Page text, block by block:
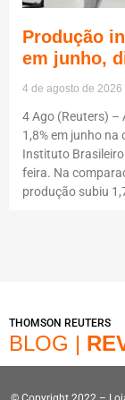
Produção
em junho,
4 de agosto de 2026
4 Ago (Reuters) –
1,8% em junho
Instituto
feira. Na
produção subiu
THOMSON REUTERS
BLOG |